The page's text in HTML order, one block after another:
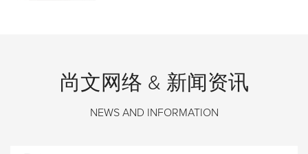
尚文网络 & 新闻资讯
NEWS AND INFORMATION